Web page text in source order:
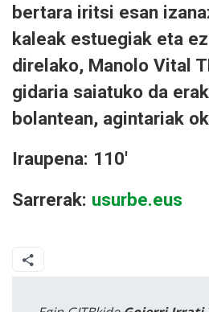
bertara iritsi esan
kaleak estuegiak eta
direlako, Manolo Vital
gidaria saiatuko da
bolantean, agintariak
Iraupena: 110'
Sarrerak: usurbe.eus